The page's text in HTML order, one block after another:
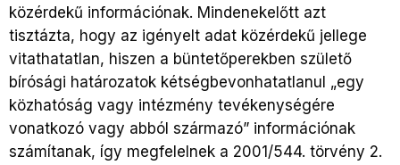
közérdekű információnak. Mindenekelőtt azt
tisztázta, hogy az igényelt adat közérdekű jellege
vitathatatlan, hiszen a büntetőperekben születő
bírósági határozatok kétségbevonhatatlanul „egy
közhatóság vagy intézmény tevékenységére
vonatkozó vagy abból származó” információnak
számítanak, így megfelelnek a 2001/544. törvény 2.